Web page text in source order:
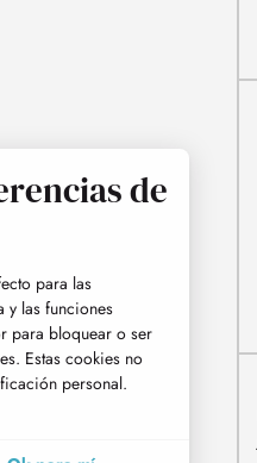
de
para las
y las funciones
para bloquear o ser
Estas cookies no
personal.